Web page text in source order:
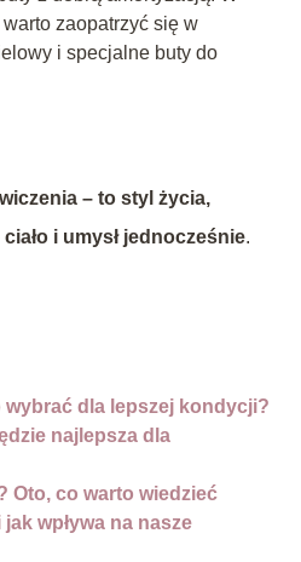
zaopatrzyć się w
i specjalne buty do
– to styl życia,
i umysł jednocześnie.
dla lepszej kondycji?
najlepsza dla
Oto, co warto wiedzieć
wpływa na nasze